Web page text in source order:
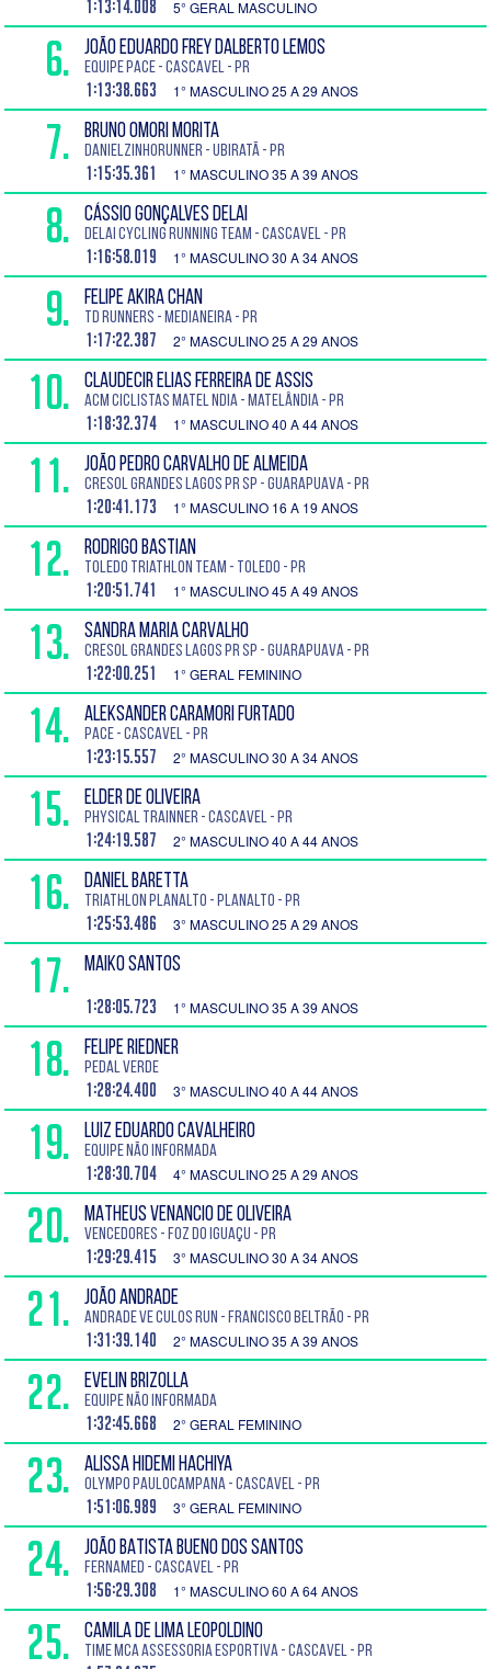
1:13:14.008 5° GERAL MASCULINO
6. JOÃO EDUARDO FREY DALBERTO LEMOS
Equipe pace - Cascavel - PR
1:13:38.663 1° MASCULINO 25 A 29 ANOS
7. BRUNO OMORI MORITA
Danielzinhorunner - Ubiratã - PR
1:15:35.361 1° MASCULINO 35 A 39 ANOS
8. CÁSSIO GONÇALVES DELAI
Delai Cycling Running Team - Cascavel - PR
1:16:58.019 1° MASCULINO 30 A 34 ANOS
9. FELIPE AKIRA CHAN
TD RUNNERS - Medianeira - PR
1:17:22.387 2° MASCULINO 25 A 29 ANOS
10. CLAUDECIR ELIAS FERREIRA DE ASSIS
ACM ciclistas Matel ndia - Matelândia - PR
1:18:32.374 1° MASCULINO 40 A 44 ANOS
11. JOÃO PEDRO CARVALHO DE ALMEIDA
Cresol Grandes Lagos PR SP - Guarapuava - PR
1:20:41.173 1° MASCULINO 16 A 19 ANOS
12. RODRIGO BASTIAN
Toledo Triathlon Team - Toledo - PR
1:20:51.741 1° MASCULINO 45 A 49 ANOS
13. SANDRA MARIA CARVALHO
Cresol Grandes Lagos PR SP - Guarapuava - PR
1:22:00.251 1° GERAL FEMININO
14. ALEKSANDER CARAMORI FURTADO
Pace - Cascavel - PR
1:23:15.557 2° MASCULINO 30 A 34 ANOS
15. ELDER DE OLIVEIRA
Physical Trainner - Cascavel - PR
1:24:19.587 2° MASCULINO 40 A 44 ANOS
16. DANIEL BARETTA
Triathlon Planalto - Planalto - PR
1:25:53.486 3° MASCULINO 25 A 29 ANOS
17. Maiko Santos
1:28:05.723 1° MASCULINO 35 A 39 ANOS
18. FELIPE RIEDNER
PEDAL VERDE
1:28:24.400 3° MASCULINO 40 A 44 ANOS
19. LUIZ EDUARDO CAVALHEIRO
Equipe Não Informada
1:28:30.704 4° MASCULINO 25 A 29 ANOS
20. MATHEUS VENANCIO DE OLIVEIRA
Vencedores - Foz do Iguaçu - PR
1:29:29.415 3° MASCULINO 30 A 34 ANOS
21. JOÃO ANDRADE
Andrade Ve culos Run - Francisco Beltrão - PR
1:31:39.140 2° MASCULINO 35 A 39 ANOS
22. EVELIN BRIZOLLA
Equipe Não Informada
1:32:45.668 2° GERAL FEMININO
23. ALISSA HIDEMI HACHIYA
Olympo PauloCampana - Cascavel - PR
1:51:06.989 3° GERAL FEMININO
24. JOÃO BATISTA BUENO DOS SANTOS
FERNAMED - Cascavel - PR
1:56:29.308 1° MASCULINO 60 A 64 ANOS
25. CAMILA DE LIMA LEOPOLDINO
Time MCA Assessoria Esportiva - Cascavel - PR